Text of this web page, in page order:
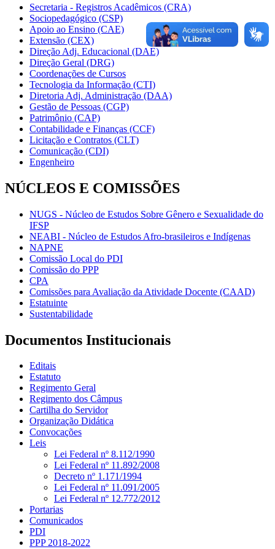
Secretaria - Registros Acadêmicos (CRA)
Sociopedagógico (CSP)
Apoio ao Ensino (CAE)
Extensão (CEX)
Direção Adj. Educacional (DAE)
Direção Geral (DRG)
Coordenações de Cursos
Tecnologia da Informação (CTI)
Diretoria Adj. Administração (DAA)
Gestão de Pessoas (CGP)
Patrimônio (CAP)
Contabilidade e Finanças (CCF)
Licitação e Contratos (CLT)
Comunicação (CDI)
Engenheiro
NÚCLEOS E COMISSÕES
NUGS - Núcleo de Estudos Sobre Gênero e Sexualidade do
IFSP
NEABI - Núcleo de Estudos Afro-brasileiros e Indígenas
NAPNE
Comissão Local do PDI
Comissão do PPP
CPA
Comissões para Avaliação da Atividade Docente (CAAD)
Estatuinte
Sustentabilidade
Documentos Institucionais
Editais
Estatuto
Regimento Geral
Regimento dos Câmpus
Cartilha do Servidor
Organização Didática
Convocações
Leis
Lei Federal nº 8.112/1990
Lei Federal nº 11.892/2008
Decreto nº 1.171/1994
Lei Federal nº 11.091/2005
Lei Federal nº 12.772/2012
Portarias
Comunicados
PDI
PPP 2018-2022